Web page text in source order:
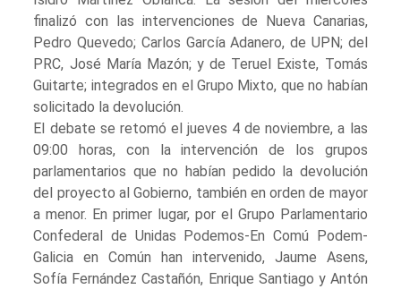
finalizó con las intervenciones de Nueva Canarias,
Pedro Quevedo; Carlos García Adanero, de UPN; del
PRC, José María Mazón; y de Teruel Existe, Tomás
Guitarte; integrados en el Grupo Mixto, que no habían
solicitado la devolución.
El debate se retomó el jueves 4 de noviembre, a las
09:00 horas, con la intervención de los grupos
parlamentarios que no habían pedido la devolución
del proyecto al Gobierno, también en orden de mayor
a menor. En primer lugar, por el Grupo Parlamentario
Confederal de Unidas Podemos-En Comú Podem-
Galicia en Común han intervenido, Jaume Asens,
Sofía Fernández Castañón, Enrique Santiago y Antón